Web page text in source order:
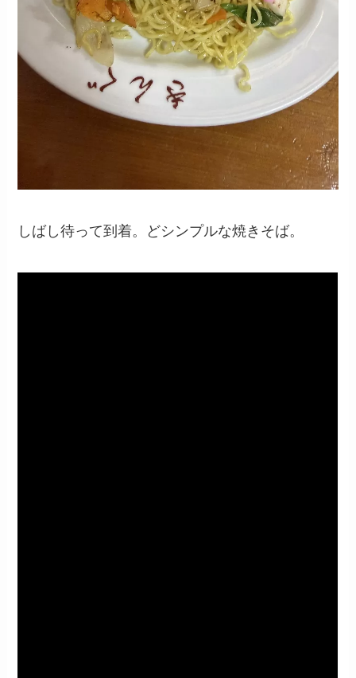
しばし待って到着。どシンプルな焼きそば。